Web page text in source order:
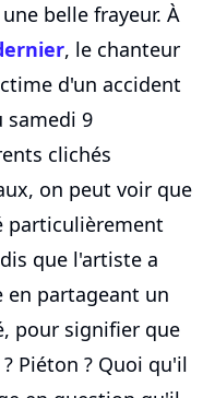
belle frayeur. À
, le chanteur
d'un accident
samedi 9
clichés
on peut voir que
particulièrement
que l'artiste a
partageant un
pour signifier que
Piéton ? Quoi qu'il